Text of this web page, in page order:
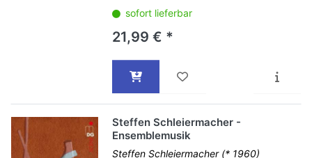
sofort lieferbar
21,99 € *
Steffen Schleiermacher -
Ensemblemusik
Steffen Schleiermacher (* 1960)